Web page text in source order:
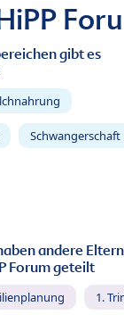
gibt es
Schwangerschaft
andere Eltern
Forum geteilt
1.